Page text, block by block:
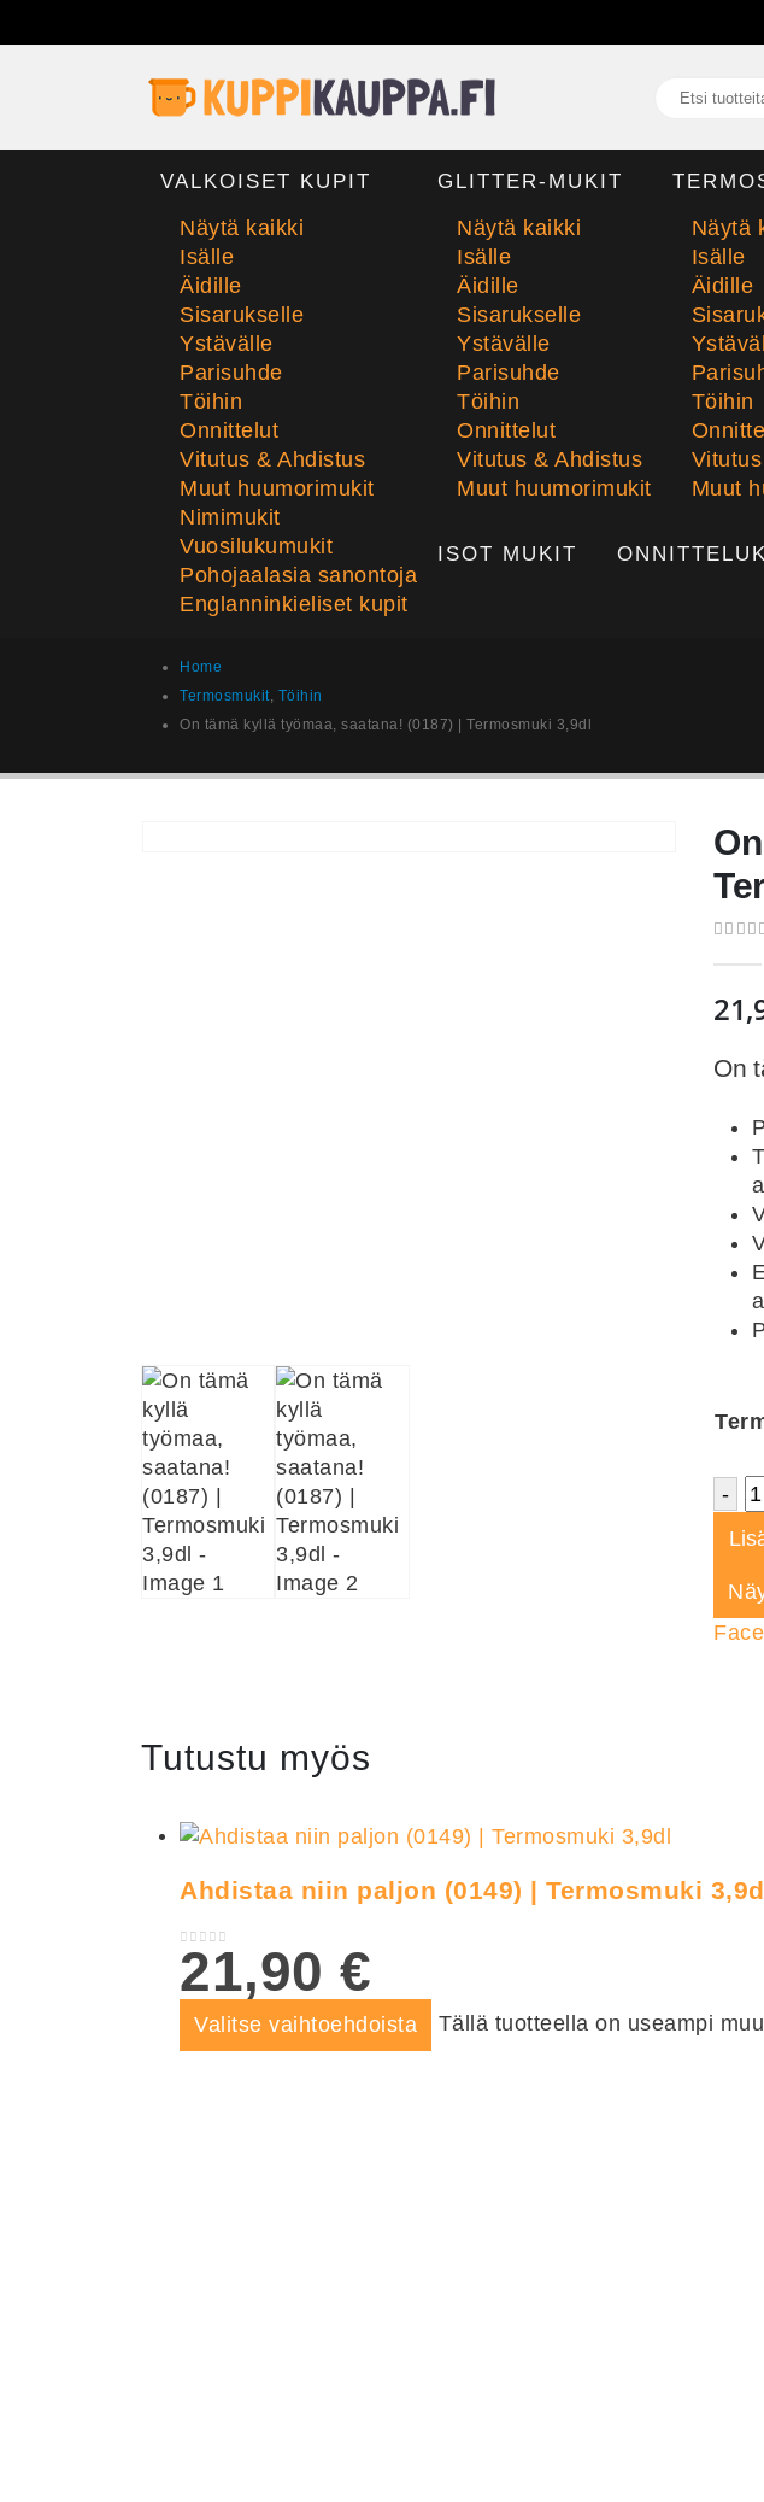
VALKOISET KUPIT
Näytä kaikki
Isälle
Äidille
Sisarukselle
Ystävälle
Parisuhde
Töihin
Onnittelut
Vitutus & Ahdistus
Muut huumorimukit
Nimimukit
Vuosilukumukit
Pohojaalasia sanontoja
Englanninkieliset kupit
GLITTER-MUKIT
Näytä kaikki
Isälle
Äidille
Sisarukselle
Ystävälle
Parisuhde
Töihin
Onnittelut
Vitutus & Ahdistus
Muut huumorimukit
Näytä
Isälle
Äidille
Töihin
Muut
ISOT MUKIT
Home
Termosmukit, Töihin
On tämä kyllä työmaa, saatana! (0187) | Termosmuki 3,9dl
On
-
Tutustu myös
Ahdistaa niin paljon (0149) | Termosmuki
0out of 5
21,90 €
Valitse vaihtoehdoista Tällä tuotteella on useampi